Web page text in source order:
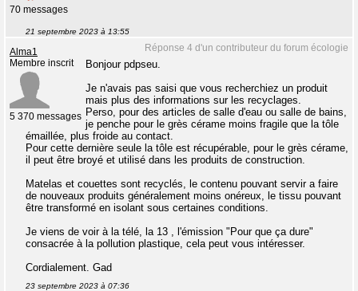
70 messages
21 septembre 2023 à 13:55
Réponse 4 d'un contributeur du forum écologie
Alma1
Membre inscrit
5 370 messages
Bonjour pdpseu.
Je n'avais pas saisi que vous recherchiez un produit
mais plus des informations sur les recyclages.
Perso, pour des articles de salle d'eau ou salle de bains,
je penche pour le grès cérame moins fragile que la tôle
émaillée, plus froide au contact.
Pour cette dernière seule la tôle est récupérable, pour le grès cérame,
il peut être broyé et utilisé dans les produits de construction.
Matelas et couettes sont recyclés, le contenu pouvant servir a faire
de nouveaux produits généralement moins onéreux, le tissu pouvant
être transformé en isolant sous certaines conditions.
Je viens de voir à la télé, la 13 , l'émission "Pour que ça dure"
consacrée à la pollution plastique, cela peut vous intéresser.
Cordialement. Gad
23 septembre 2023 à 07:36